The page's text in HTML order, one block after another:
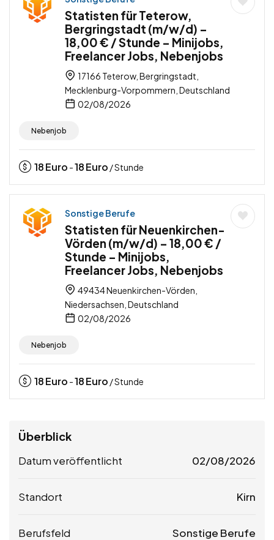
Statisten für Teterow,
Bergringstadt (m/w/d) –
18,00 € / Stunde – Minijobs,
Freelancer Jobs, Nebenjobs
17166 Teterow, Bergringstadt,
Mecklenburg-Vorpommern, Deutschland
02/08/2026
Nebenjob
18Euro -18Euro / Stunde
Sonstige Berufe
Statisten für Neuenkirchen-
Vörden (m/w/d) – 18,00 € /
Stunde – Minijobs,
Freelancer Jobs, Nebenjobs
49434 Neuenkirchen-Vörden,
Niedersachsen, Deutschland
02/08/2026
Nebenjob
18Euro -18Euro / Stunde
Überblick
Datum veröffentlicht 02/08/2026
Standort Kirn
Berufsfeld Sonstige Berufe